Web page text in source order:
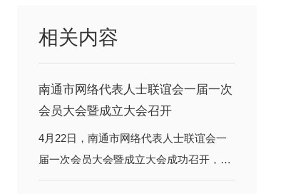
相关内容
南通市网络代表人士联谊会一届一次
会员大会暨成立大会召开
4月22日，南通市网络代表人士联谊会一
届一次会员大会暨成立大会成功召开，江
苏省委统战部副部长姜东，南通市委常